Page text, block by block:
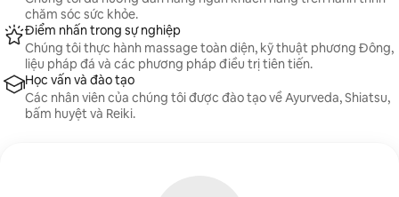
chăm sóc sức khỏe.
Điểm nhấn trong sự nghiệp
Chúng tôi thực hành massage toàn diện, kỹ thuật phương Đông,
liệu pháp đá và các phương pháp điều trị tiên tiến.
Học vấn và đào tạo
Các nhân viên của chúng tôi được đào tạo về Ayurveda, Shiatsu,
bấm huyệt và Reiki.